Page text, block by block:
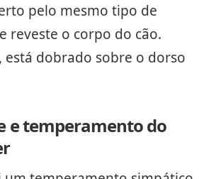
pelo mesmo tipo de
reveste o corpo do cão.
está dobrado sobre o dorso
e temperamento do